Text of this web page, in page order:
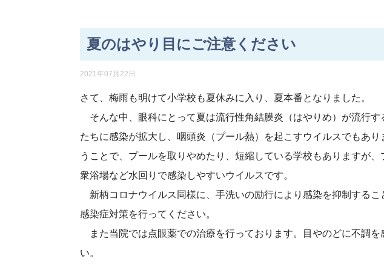
夏のはやり目にご注意ください
2021年07月22日
さて、梅雨も明けて小学校も夏休みに入り、夏本番となりました。
そんな中、眼科にとって夏は流行性角結膜炎（はやりめ）が流行す
たちに感染が拡大し、咽頭炎（プール熱）を起こすウイルスでもあ
うことで、プールを取りやめたり、短縮している学校もありますが
衆浴場など水回りで感染しやすいウイルスです。
新柄コロナウイルス同様に、手洗いの励行により感染を抑制するこ
感染症対策を行ってください。
また当院では点眼薬での治療を行っております。目やのどに不調を
い。